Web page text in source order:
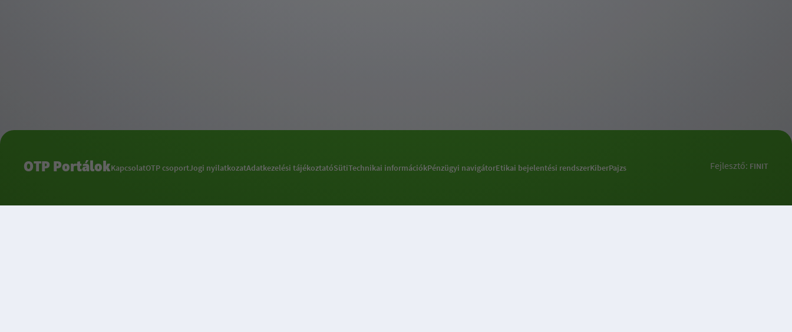
OTP PortálokKapcsolatOTP csoportJogi nyilatkozatAdatkezelési tájékoztatóSütiTechnikai információkPénzügyi navigátorEtikai bejelentési rendszerKiberPajzs Fejlesztő: FINIT